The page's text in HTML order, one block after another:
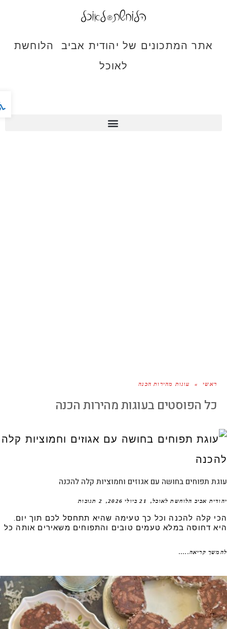
אתר המתכונים של יהודית אביב הלוחשת
לאוכל
ראשי » עוגות מהירות הכנה
כל הפוסטים ב עוגות מהירות הכנה
תפוחים בחושה עם אגוזים וחמוציות קלה להכנה
אביב הלוחשת לאוכל 21 ביולי 2026 2 תגובות
קלה להכנה וכל כך טעימה שהיא תתחסל לכם תוך יום.
דחוסה במלא טעמים טובים והתפוחים משאירים אותה כל
קריאה.....